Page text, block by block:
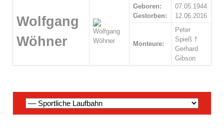
Wolfgang
Wöhner
Geboren:
Gestorben:
07.05.1944
12.06.2016
Monteure:
Peter
Spieß †
Gerhard
Gibson
Navigation
überspringen